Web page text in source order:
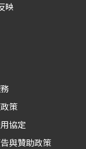
映
策
協定
與贊助政策